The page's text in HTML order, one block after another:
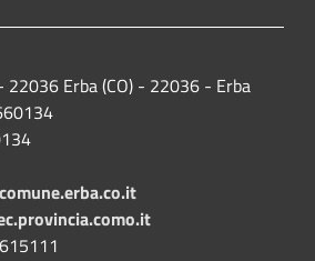
22036 Erba (CO) - 22036 - Erba